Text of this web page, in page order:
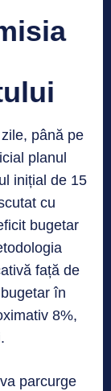
până pe
planul
inițial de 15
cu
bugetar
față de
în
8%,
parcurge